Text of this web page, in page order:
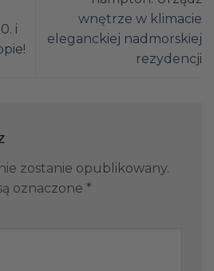
i
wnętrze w klimacie
eleganckiej nadmorskiej
rezydencji
zostanie opublikowany.
oznaczone *